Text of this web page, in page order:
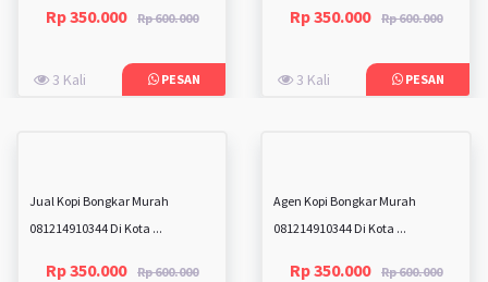
Rp 350.000 Rp 600.000
3 Kali PESAN
Rp 350.000 Rp 600.000
3 Kali PESAN
Jual Kopi Bongkar Murah
081214910344 Di Kota ...
Rp 350.000 Rp 600.000
Agen Kopi Bongkar Murah
081214910344 Di Kota ...
Rp 350.000 Rp 600.000